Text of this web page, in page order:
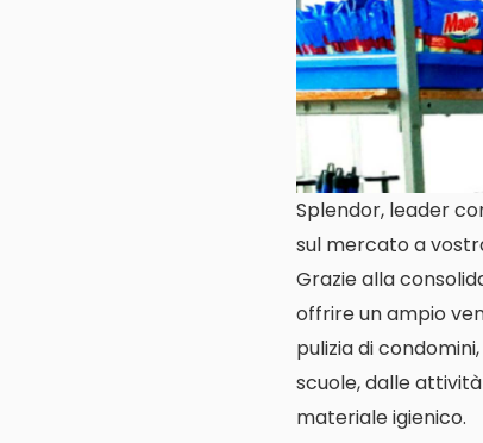
Splendor, leader
sul mercato a
Grazie alla
offrire un ampio
pulizia di
scuole, dalle
materiale igienico.